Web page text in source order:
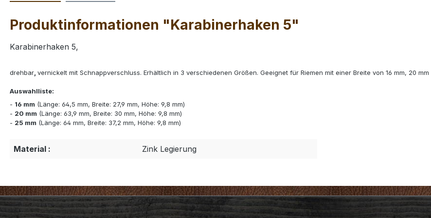
Produktinformationen "Karabinerhaken 5"
Karabinerhaken 5,
drehbar, vernickelt mit Schnappverschluss. Erhältlich in 3 verschiedenen Größen. Geeignet für Riemen mit einer Breite von 16 mm, 20 mm
Auswahlliste:
- 16 mm (Länge: 64,5 mm, Breite: 27,9 mm, Höhe: 9,8 mm)
- 20 mm (Länge: 63,9 mm, Breite: 30 mm, Höhe: 9,8 mm)
- 25 mm (Länge: 64 mm, Breite: 37,2 mm, Höhe: 9,8 mm)
Material : Zink Legierung